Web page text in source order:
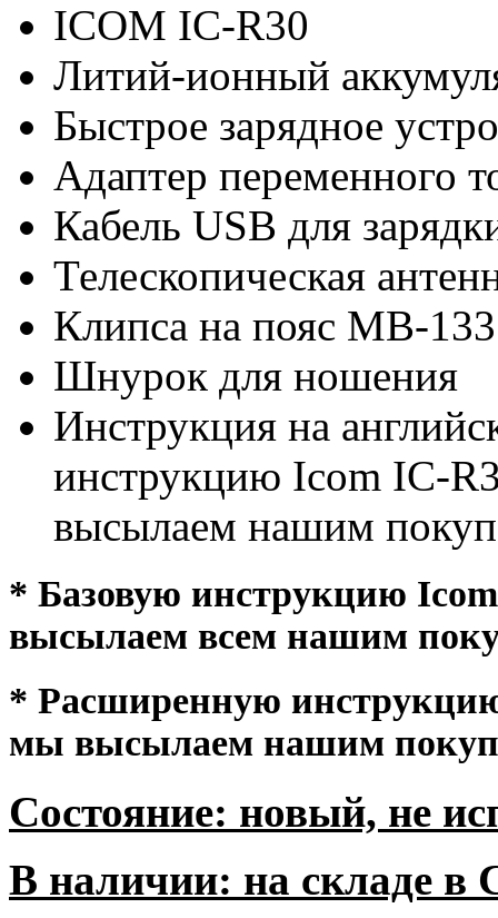
ICOM IC-R30
Литий-ионный
Быстрое зарядное
Адаптер переменного
Кабель USB для
Телескопическая
Клипса на пояс MB-133
Шнурок для ношения
Инструкция на
инструкцию Icom IC-
высылаем нашим
* Базовую инструкцию
высылаем всем нашим
* Расширенную
мы высылаем нашим
Состояние: новый, не
В наличии: на складе в